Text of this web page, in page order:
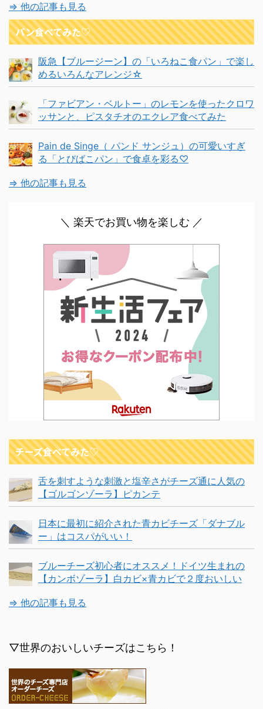
⇒ 他の記事も見る
パン食べてみた♡
阪急【ブルージーン】の「いろねこ食パン」で楽し
めるいろんなアレンジ☆
「ファビアン・ベルトー」のレモンを使ったクロワ
ッサンと、ピスタチオのエクレア食べてみた
Pain de Singe（ パンド サンジュ）の可愛いすぎ
る「とびばこパン」で食卓を彩る♡
⇒ 他の記事も見る
＼ 楽天でお買い物を楽しむ ／
チーズ食べてみた♡
舌を刺すような刺激と塩辛さがチーズ通に人気の
【ゴルゴンゾーラ】ピカンテ
日本に最初に紹介された青カビチーズ「ダナブル
ー」はコスパがいい！
ブルーチーズ初心者にオススメ！ドイツ生まれの
【カンボゾーラ】白カビ×青カビで２度おいしい
⇒ 他の記事も見る
▽世界のおいしいチーズはこちら！